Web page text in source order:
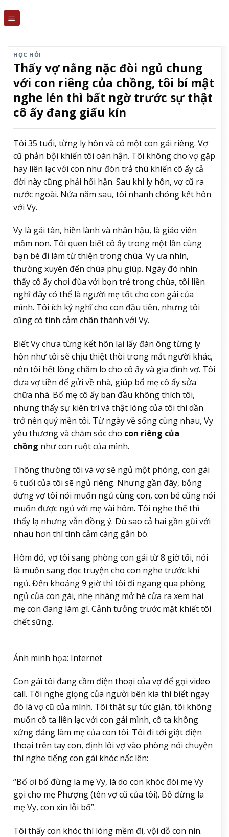
HỌC HỎI
Thấy vợ nằng nặc đòi ngủ chung
với con riêng của chồng, tôi bí mật
nghe lén thì bất ngờ trước sự thật
cô ấy đang giấu kín
Tôi 35 tuổi, từng ly hôn và có một con gái riêng. Vợ
cũ phản bội khiến tôi oán hận. Tôi không cho vợ gặp
hay liên lạc với con như đòn trả thù khiến cô ấy cả
đời này cũng phải hối hận. Sau khi ly hôn, vợ cũ ra
nước ngoài. Nửa năm sau, tôi nhanh chóng kết hôn
với Vy.
Vy là gái tân, hiền lành và nhân hậu, là giáo viên
mầm non. Tôi quen biết cô ấy trong một lần cùng
bạn bè đi làm từ thiện trong chùa. Vy ưa nhìn,
thường xuyên đến chùa phụ giúp. Ngày đó nhìn
thấy cô ấy chơi đùa với bọn trẻ trong chùa, tôi liền
nghĩ đây có thể là người mẹ tốt cho con gái của
mình. Tôi ích kỷ nghĩ cho con đầu tiên, nhưng tôi
cũng có tình cảm chân thành với Vy.
Biết Vy chưa từng kết hôn lại lấy đàn ông từng ly
hôn như tôi sẽ chịu thiệt thòi trong mắt người khác,
nên tôi hết lòng chăm lo cho cô ấy và gia đình vợ. Tôi
đưa vợ tiền để gửi về nhà, giúp bố mẹ cô ấy sửa
chữa nhà. Bố mẹ cô ấy ban đầu không thích tôi,
nhưng thấy sự kiên trì và thật lòng của tôi thì dần
trở nên quý mền tôi. Từ ngày về sống cùng nhau, Vy
yêu thương và chăm sóc cho con riêng của
chồng như con ruột của mình.
Thông thường tôi và vợ sẽ ngủ một phòng, con gái
6 tuổi của tôi sẽ ngủ riêng. Nhưng gần đây, bỗng
dưng vợ tôi nói muốn ngủ cùng con, con bé cũng nói
muốn được ngủ với mẹ vài hôm. Tôi nghe thế thì
thấy lạ nhưng vẫn đồng ý. Dù sao cả hai gần gũi với
nhau hơn thì tình cảm càng gắn bó.
Hôm đó, vợ tôi sang phòng con gái từ 8 giờ tối, nói
là muốn sang đọc truyện cho con nghe trước khi
ngủ. Đến khoảng 9 giờ thì tôi đi ngang qua phòng
ngủ của con gái, nhẹ nhàng mở hé cửa ra xem hai
mẹ con đang làm gì. Cảnh tưởng trước mặt khiết tôi
chết sững.
Ảnh minh họa: Internet
Con gái tôi đang cầm điện thoại của vợ để gọi video
call. Tôi nghe giọng của người bên kia thì biết ngay
đó là vợ cũ của mình. Tôi thật sự tức giận, tôi không
muốn cô ta liên lạc với con gái mình, cô ta không
xứng đáng làm mẹ của con tôi. Tôi đi tới giật điện
thoại trên tay con, định lôi vợ vào phòng nói chuyện
thì nghe tiếng con gái khóc nấc lên:
“Bố ơi bố đừng la mẹ Vy, là do con khóc đòi mẹ Vy
gọi cho mẹ Phượng (tên vợ cũ của tôi). Bố đừng la
mẹ Vy, con xin lỗi bố”.
Tôi thấy con khóc thì lòng mềm đi, vội dỗ con nín.